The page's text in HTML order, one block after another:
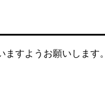
すようお願いします。